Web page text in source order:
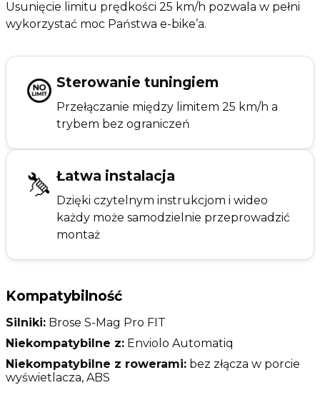
Usunięcie limitu prędkości 25 km/h pozwala w pełni
wykorzystać moc Państwa e-bike’a.
Sterowanie tuningiem
Przełączanie między limitem 25 km/h a
trybem bez ograniczeń
Łatwa instalacja
Dzięki czytelnym instrukcjom i wideo
każdy może samodzielnie przeprowadzić
montaż
Kompatybilność
Silniki: Brose S-Mag Pro FIT
Niekompatybilne z: Enviolo Automatiq
Niekompatybilne z rowerami: bez złącza w porcie
wyświetlacza, ABS